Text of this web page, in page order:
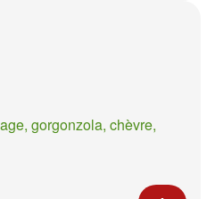
gorgonzola, chèvre,